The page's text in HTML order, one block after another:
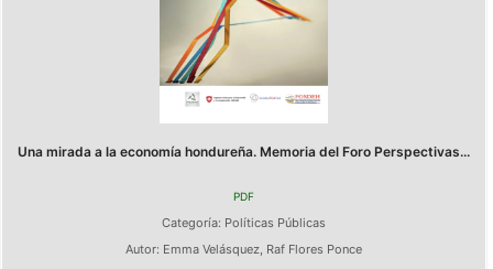
Una mirada a la economía hondureña. Memoria del Foro Perspectivas...
PDF
Categoría: Políticas Públicas
Autor: Emma Velásquez, Raf Flores Ponce